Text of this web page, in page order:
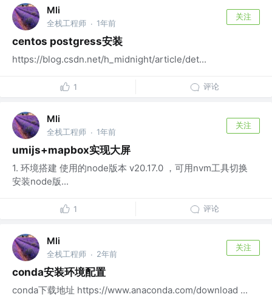
Mli
全栈工程师 · 1年前
关注
centos postgress安装
https://blog.csdn.net/h_midnight/article/det...
1 评论
Mli
全栈工程师 · 1年前
关注
umijs+mapbox实现大屏
1. 环境搭建 使用的node版本 v20.17.0 ，可用nvm工具切换
安装node版...
1 评论
Mli
全栈工程师 · 2年前
关注
conda安装环境配置
conda下载地址 https://www.anaconda.com/download ...